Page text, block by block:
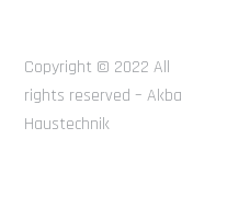
Copyright © 2022 All
rights reserved – Akba
Haustechnik